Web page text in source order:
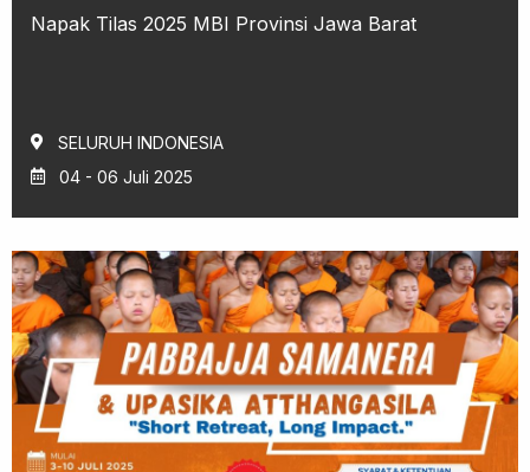
Napak Tilas 2025 MBI Provinsi Jawa Barat
SELURUH INDONESIA
04 - 06 Juli 2025